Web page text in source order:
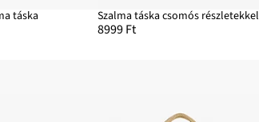
táska Szalma táska csomós részletekkel
8999 Ft